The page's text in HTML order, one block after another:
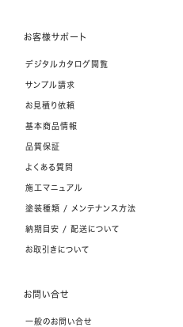
お客様サポート
デジタルカタログ閲覧
サンプル請求
お見積り依頼
基本商品情報
品質保証
よくある質問
施工マニュアル
塗装種類 / メンテナンス方法
納期目安 / 配送について
お取引きについて
お問い合せ
一般のお問い合せ